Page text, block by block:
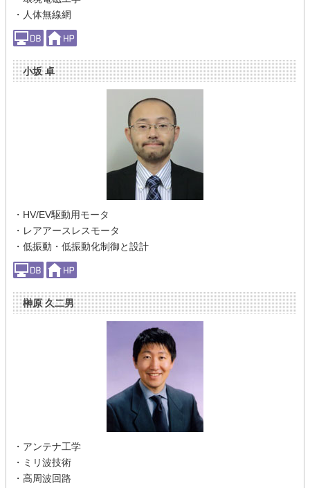
・人体無線網
小坂 卓
・HV/EV駆動用モータ
・レアアースレスモータ
・低振動・低振動化制御と設計
榊原 久二男
・アンテナ工学
・ミリ波技術
・高周波回路